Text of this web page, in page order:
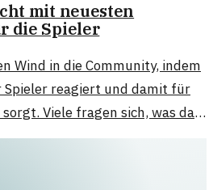
mit neuesten
die Spieler
Wind in die Community, indem
Spieler reagiert und damit für
Viele fragen sich, was das